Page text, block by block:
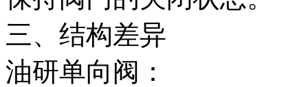
三、结构差异
油研单向阀：